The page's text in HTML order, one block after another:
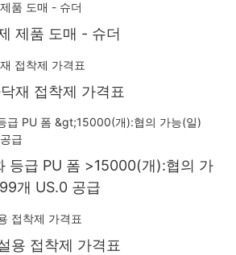
제품 도매 - 슈더
재 접착제 가격표
등급 PU 폼 >15000(개):협의 가
개 US.0 공급
용 접착제 가격표